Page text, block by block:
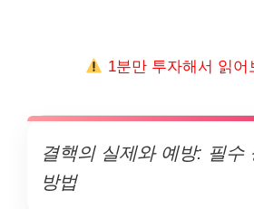
1분만 투자해서 읽어
결핵의 실제와 예방: 필수
방법